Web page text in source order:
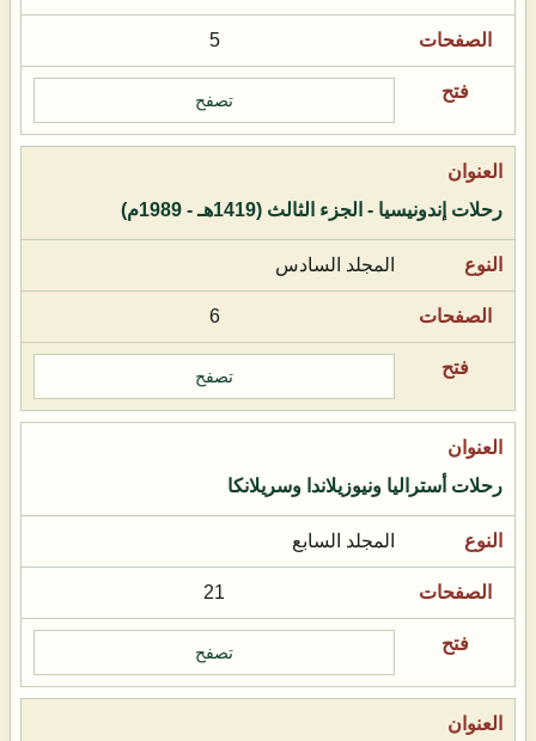
5
تصفح
رحلات إندونيسيا - الجزء الثالث (1419هـ - 1989م)
المجلد السادس
6
تصفح
رحلات أستراليا ونيوزيلاندا وسريلانكا
المجلد السابع
21
تصفح